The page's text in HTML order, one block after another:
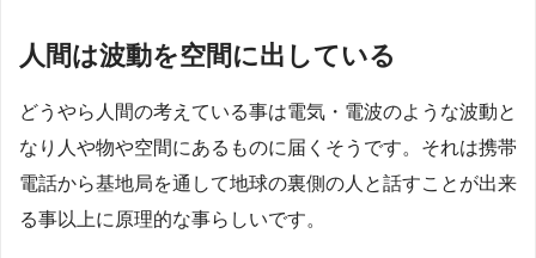
人間は波動を空間に出している
どうやら人間の考えている事は電気・電波のような波動と
なり人や物や空間にあるものに届くそうです。それは携帯
電話から基地局を通して地球の裏側の人と話すことが出来
る事以上に原理的な事らしいです。